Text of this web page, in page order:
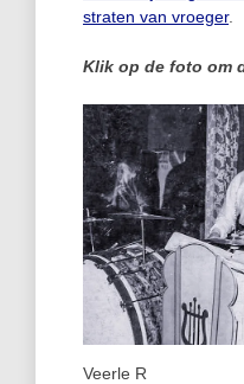
straten van vroeger.
Klik op de foto om
Veerle R